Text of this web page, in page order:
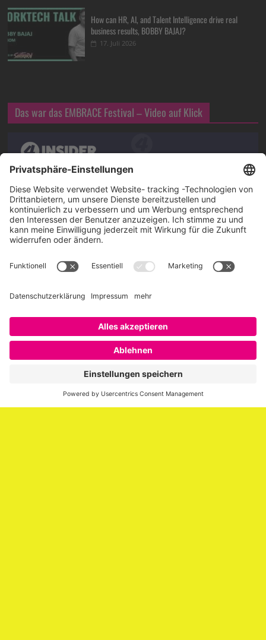
How can HR, AI, and Talent Intelligence drive real
business results, BOBBY BAJAJ?
17. Juli 2026
Das war das EMBRACE Festival – Video auf Klick
Über SAATKORN
SAATKORN ist der Blog von Gero Hesse. Seit 2009 schreibt
er über die Themen Employer Branding,